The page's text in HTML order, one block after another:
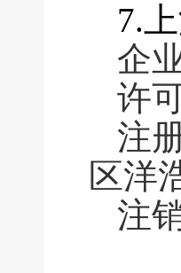
7.
企
许
注
区洋
注